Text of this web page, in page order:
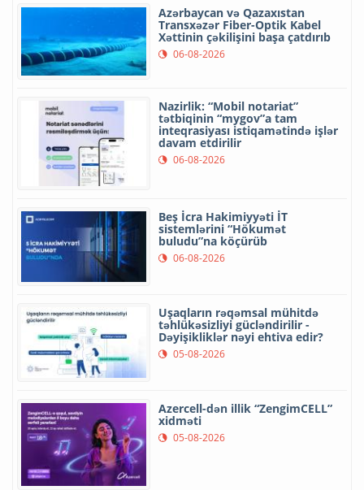
Azərbaycan və Qazaxıstan
Transxəzər Fiber-Optik Kabel
Xəttinin çəkilişini başa çatdırıb
06-08-2026
Nazirlik: “Mobil notariat”
tətbiqinin “mygov”a tam
inteqrasiyası istiqamətində işlər
davam etdirilir
06-08-2026
Beş İcra Hakimiyyəti İT
sistemlərini “Hökumət
buludu”na köçürüb
06-08-2026
Uşaqların rəqəmsal mühitdə
təhlükəsizliyi gücləndirilir -
Dəyişikliklər nəyi ehtiva edir?
05-08-2026
Azercell-dən illik “ZengimCELL”
xidməti
05-08-2026